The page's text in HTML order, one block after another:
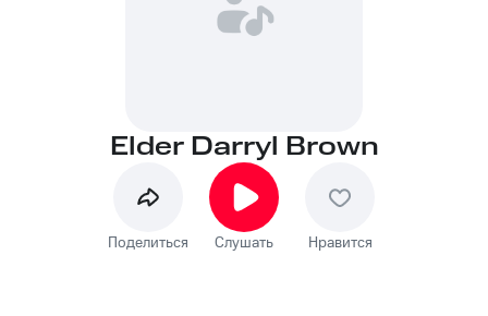
Elder Darryl Brown
Поделиться Слушать Нравится